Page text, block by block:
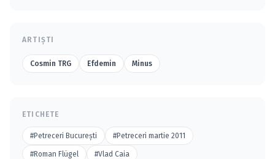
ARTIȘTI
Cosmin TRG Efdemin Minus
ETICHETE
#Petreceri Bucureşti #Petreceri martie 2011
#Roman Flügel #Vlad Caia